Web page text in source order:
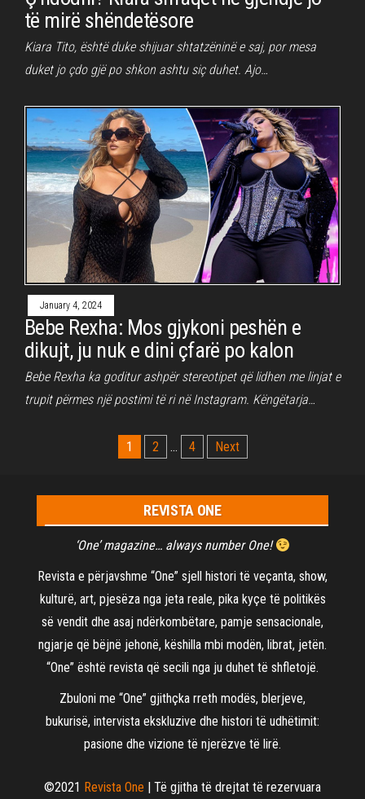
të mirë shëndetësore
Kiara Tito, është duke shijuar shtatzëninë e saj, por mesa
duket jo çdo gjë po shkon ashtu siç duhet. Ajo…
January 4, 2024
Bebe Rexha: Mos gjykoni peshën e
dikujt, ju nuk e dini çfarë po kalon
Bebe Rexha ka goditur ashpër stereotipet që lidhen me linjat e
trupit përmes një postimi të ri në Instagram. Këngëtarja…
1 2 … 4 Next
REVISTA ONE
‘One’ magazine… always number One!
Revista e përjavshme “One” sjell histori të veçanta, show,
kulturë, art, pjesëza nga jeta reale, pika kyçe të politikës
së vendit dhe asaj ndërkombëtare, pamje sensacionale,
ngjarje që bëjnë jehonë, këshilla mbi modën, librat, jetën.
“One” është revista që secili nga ju duhet të shfletojë.
Zbuloni me “One” gjithçka rreth modës, blerjeve,
bukurisë, intervista ekskluzive dhe histori të udhëtimit:
pasione dhe vizione të njerëzve të lirë.
©2021 Revista One | Të gjitha të drejtat të rezervuara